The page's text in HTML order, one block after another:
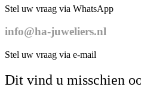
Stel uw vraag via WhatsApp
info@ha-juweliers.nl
Stel uw vraag via e-mail
Dit vind u misschien